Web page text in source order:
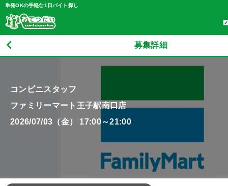
単発OKの手軽な1日バイト探し
募集詳細
コンビニスタッフ
ファミリーマート王子駅南口店
2026/07/03（金） 17:00～21:00